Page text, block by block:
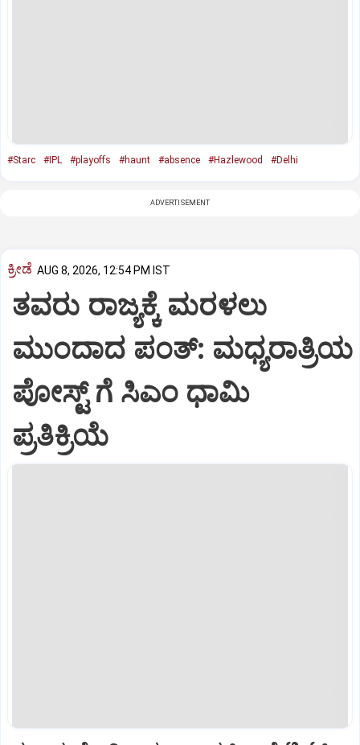
#Starc #IPL #playoffs #haunt #absence #Hazlewood #Delhi
ADVERTISEMENT
ಕ್ರೀಡೆ AUG 8, 2026, 12:54 PM IST
ತವರು ರಾಜ್ಯಕ್ಕೆ ಮರಳಲು
ಮುಂದಾದ ಪಂತ್:‌ ಮಧ್ಯರಾತ್ರಿಯ
ಪೋಸ್ಟ್‌ ಗೆ ಸಿಎಂ ಧಾಮಿ
ಪ್ರತಿಕ್ರಿಯೆ